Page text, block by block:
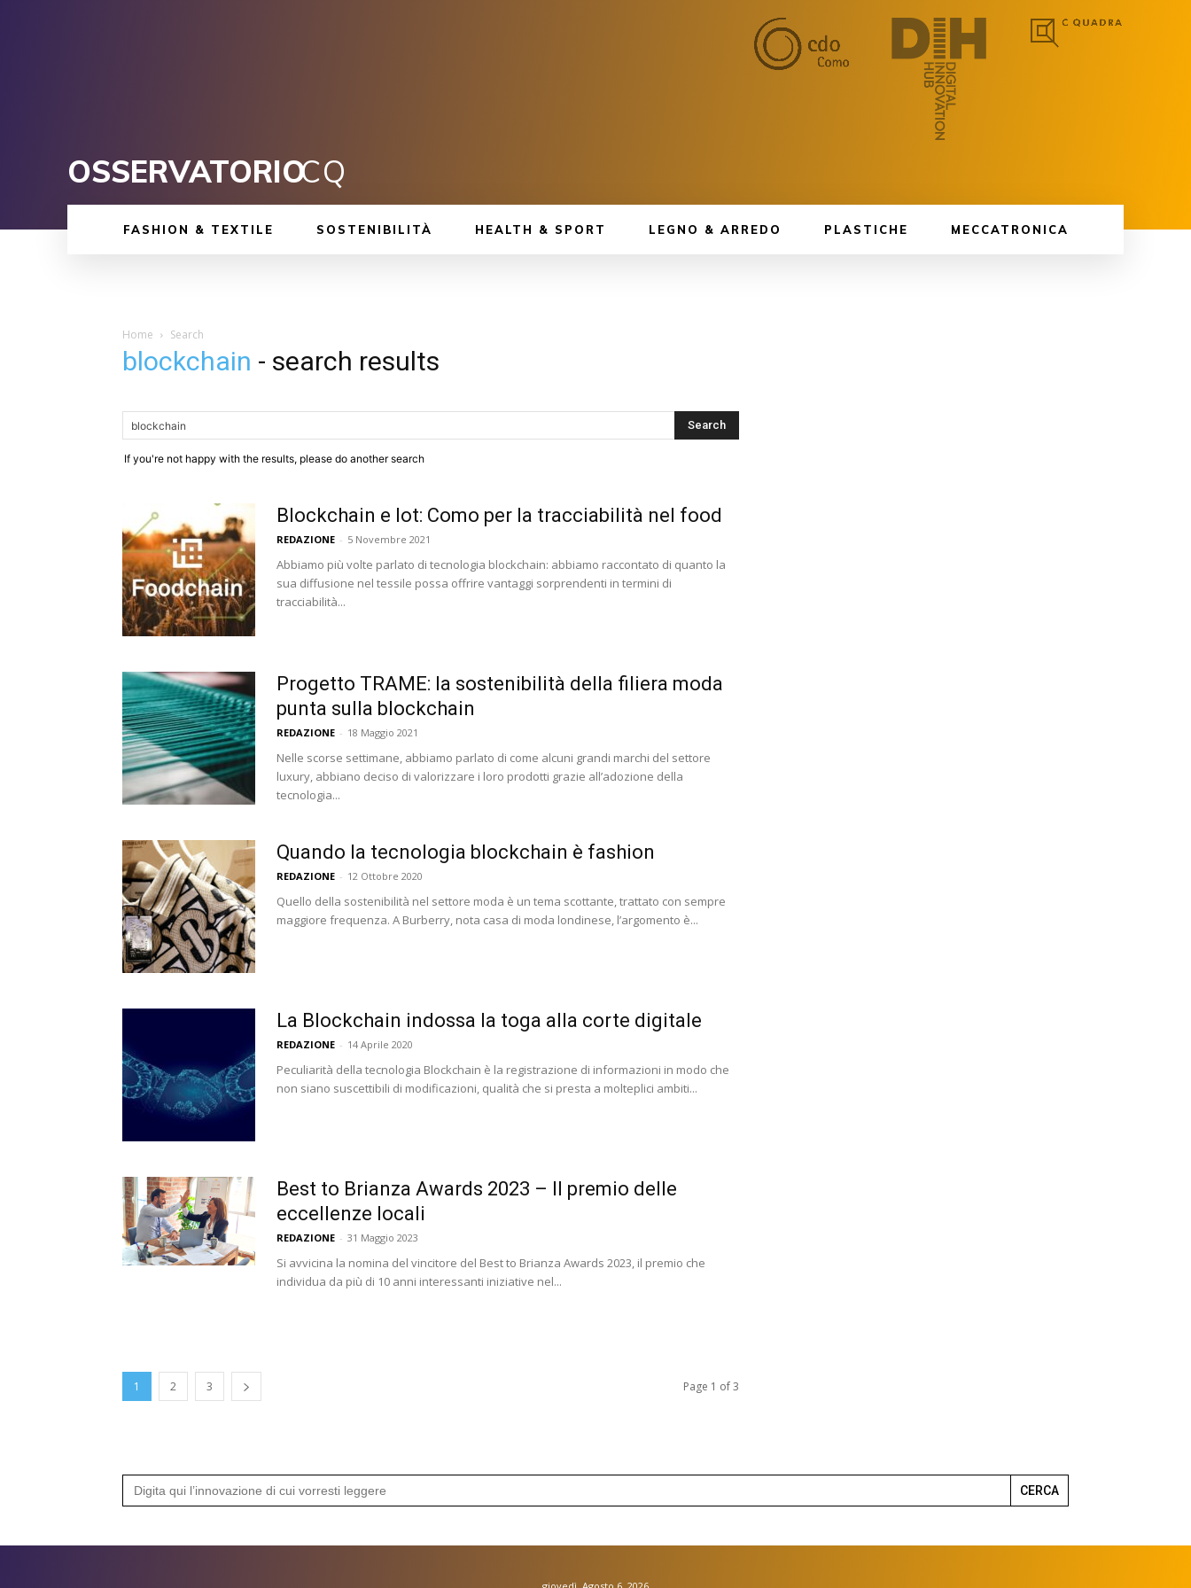
OSSERVATORIOCQ
FASHION & TEXTILE SOSTENIBILITÀ HEALTH & SPORT LEGNO & ARREDO PLASTICHE MECCATRONICA
Home Search
blockchain - search results
If you're not happy with the results, please do another search
Blockchain e Iot: Como per la tracciabilità nel food
REDAZIONE - 5 Novembre 2021
Abbiamo più volte parlato di tecnologia blockchain: abbiamo raccontato di quanto la
sua diffusione nel tessile possa offrire vantaggi sorprendenti in termini di
tracciabilità...
Progetto TRAME: la sostenibilità della filiera moda
punta sulla blockchain
REDAZIONE - 18 Maggio 2021
Nelle scorse settimane, abbiamo parlato di come alcuni grandi marchi del settore
luxury, abbiano deciso di valorizzare i loro prodotti grazie all’adozione della
tecnologia...
Quando la tecnologia blockchain è fashion
REDAZIONE - 12 Ottobre 2020
Quello della sostenibilità nel settore moda è un tema scottante, trattato con sempre
maggiore frequenza. A Burberry, nota casa di moda londinese, l’argomento è...
La Blockchain indossa la toga alla corte digitale
REDAZIONE - 14 Aprile 2020
Peculiarità della tecnologia Blockchain è la registrazione di informazioni in modo che
non siano suscettibili di modificazioni, qualità che si presta a molteplici ambiti...
Best to Brianza Awards 2023 – Il premio delle
eccellenze locali
REDAZIONE - 31 Maggio 2023
Si avvicina la nomina del vincitore del Best to Brianza Awards 2023, il premio che
individua da più di 10 anni interessanti iniziative nel...
1 2 3 Page 1 of 3
Search
for: